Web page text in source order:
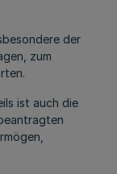
der
zum
ist auch die